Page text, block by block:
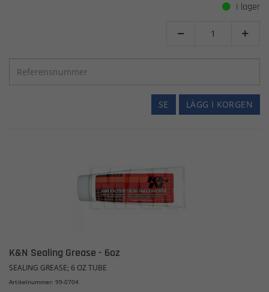
I lager
 
LÄGG I KORGEN
SE
K&N Sealing Grease - 6oz
SEALING GREASE; 6 OZ TUBE
Artikelnummer: 99-0704